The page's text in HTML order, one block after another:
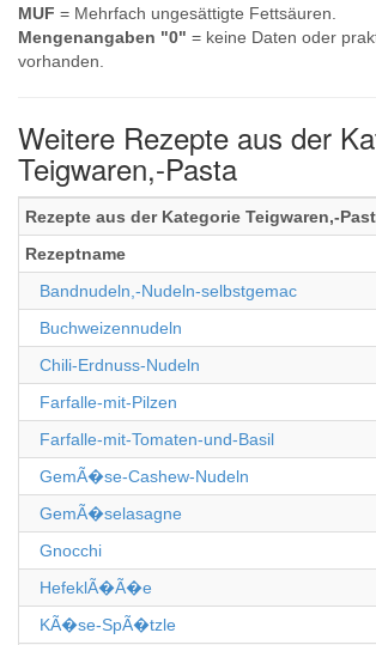
MUF = Mehrfach ungesättigte Fettsäuren.
Mengenangaben "0" = keine Daten oder
vorhanden.
Weitere Rezepte aus der
Teigwaren,-Pasta
Rezepte aus der Kategorie Teigwaren,-
Rezeptname
Bandnudeln,-Nudeln-selbstgemac
Buchweizennudeln
Chili-Erdnuss-Nudeln
Farfalle-mit-Pilzen
Farfalle-mit-Tomaten-und-Basil
GemÃ�se-Cashew-Nudeln
GemÃ�selasagne
Gnocchi
HefeklÃ�Ã�e
KÃ�se-SpÃ�tzle